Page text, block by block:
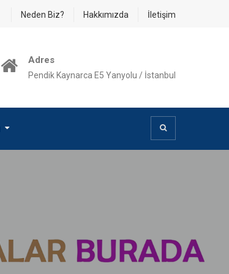
Neden Biz? Hakkımızda İletişim
Adres
Pendik Kaynarca E5 Yanyolu / İstanbul